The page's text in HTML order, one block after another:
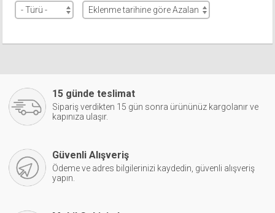
15 günde teslimat
Sipariş verdikten 15 gün sonra ürününüz kargolanır ve
kapınıza ulaşır.
Güvenli Alışveriş
Ödeme ve adres bilgilerinizi kaydedin, güvenli alışveriş
yapın.